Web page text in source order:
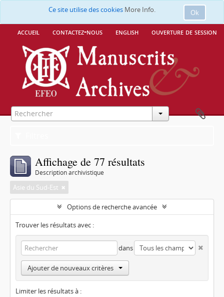
Ok
Ce site utilise des cookies More Info.
accueil contactez-nous english ouverture de session
Affichage de 77 résultats
Description archivistique
Asie du Sud-Est
Options de recherche avancée
Trouver les résultats avec :
dans
Ajouter de nouveaux critères
Limiter les résultats à :